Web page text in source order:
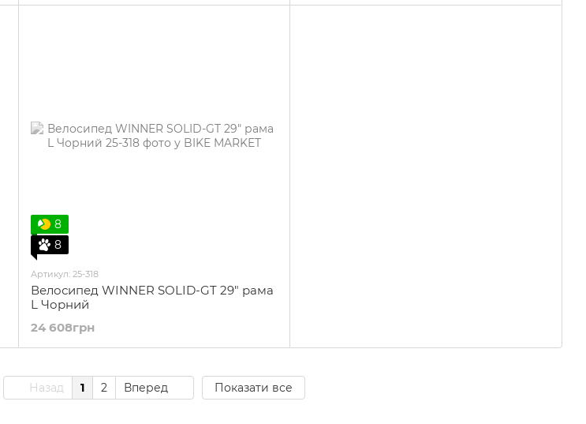
8
8
Артикул: 25-318
Велосипед WINNER SOLID-GT 29" рама
L Чорний
24 608грн
Назад 1 2 Вперед Показати все